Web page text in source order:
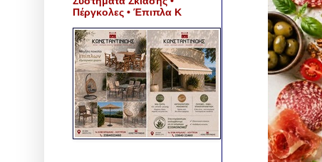
Πέργκολες • Έπιπλα Κ